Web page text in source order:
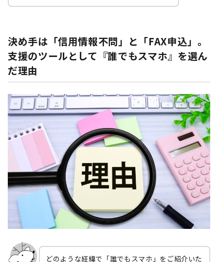
決め手は「信用情報不問」と「FAX申込」。
支援のツールとして『誰でもスマホ』を選ん
だ理由
どのような経緯で「誰でもスマホ」をご紹介いた